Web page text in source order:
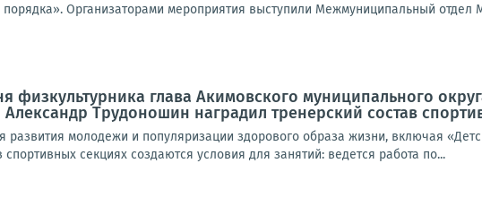
Организаторами мероприятия выступили Межмуниципальный отдел
физкультурника глава Акимовского муниципального
Трудоношин наградил тренерский состав
развития молодежи и популяризации здорового образа жизни, включая
секциях создаются условия для занятий: ведется работа по...